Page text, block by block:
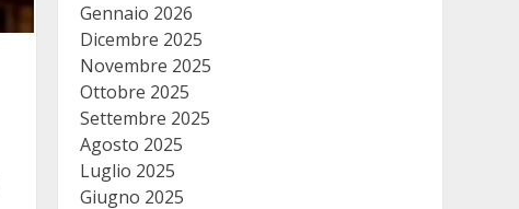
Gennaio 2026
Dicembre 2025
Novembre 2025
Ottobre 2025
Settembre 2025
Agosto 2025
Luglio 2025
Giugno 2025